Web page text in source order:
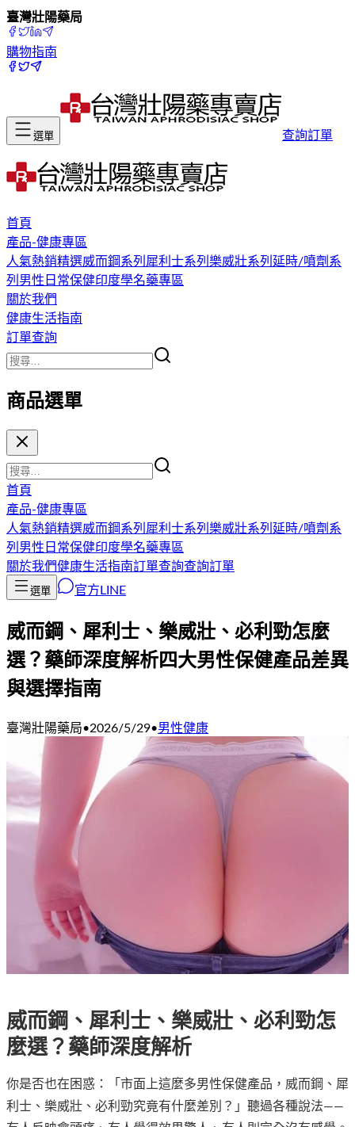
臺灣壯陽藥局
購物指南
選單 查詢訂單
首頁
產品-健康專區
人氣熱銷精選威而鋼系列 犀利士系列 樂威壯系列 延時/噴劑系
列 男性日常保健印度學名藥專區
關於我們
健康生活指南
訂單查詢
商品選單
首頁
產品-健康專區
人氣熱銷精選威而鋼系列 犀利士系列 樂威壯系列 延時/噴劑系
列 男性日常保健印度學名藥專區
關於我們健康生活指南訂單查詢查詢訂單
選單 官方LINE
威而鋼、犀利士、樂威壯、必利勁怎麼
選？藥師深度解析四大男性保健產品差異
與選擇指南
臺灣壯陽藥局•2026/5/29•男性健康
威而鋼、犀利士、樂威壯、必利勁怎
麼選？藥師深度解析
你是否也在困惑：「市面上這麼多男性保健產品，威而鋼、犀
利士、樂威壯、必利勁究竟有什麼差別？」聽過各種說法——